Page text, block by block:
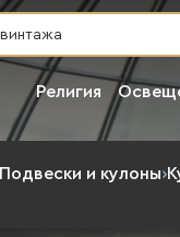
Религия
Подвески и кулоны›